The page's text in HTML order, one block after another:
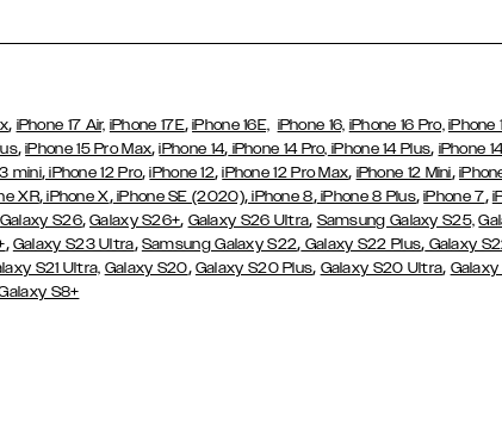
, iPhone 17 Air, iPhone 17E,iPhone 16E, iPhone 16, iPhone 16 Pro, iPhone
,iPhone 15 Pro Max,iPhone 14, iPhone 14 Pro, iPhone 14 Plus, iPhone
mini,iPhone 12 Pro,iPhone 12,iPhone 12 Pro Max, iPhone 12 Mini,
XR,iPhone X,iPhone SE (2020),iPhone 8,iPhone 8 Plus,iPhone 7,
Galaxy S26,Galaxy S26+, Galaxy S26 Ultra, Samsung Galaxy S25,
, Galaxy S23 Ultra, Samsung Galaxy S22, Galaxy S22 Plus, Galaxy
S21 Ultra, Galaxy S20, Galaxy S20 Plus, Galaxy S20 Ultra, Galaxy
S8+